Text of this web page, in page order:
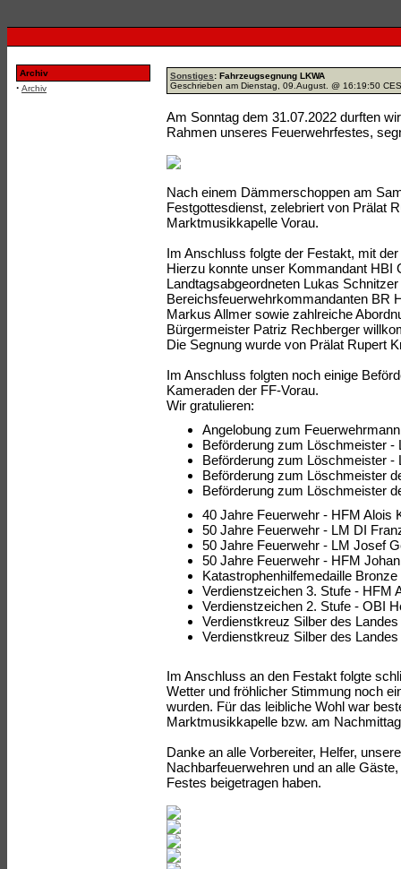
Archiv
· Archiv
Sonstiges: Fahrzeugsegnung LKWA
Geschrieben am Dienstag, 09.August. @ 16:19:50
Am Sonntag dem 31.07.2022 durften
Rahmen unseres Feuerwehrfestes,
Nach einem Dämmerschoppen am
Festgottesdienst, zelebriert von Prälat
Marktmusikkapelle Vorau.
Im Anschluss folgte der Festakt, mit
Hierzu konnte unser Kommandant HBI
Landtagsabgeordneten Lukas
Bereichsfeuerwehrkommandanten BR
Markus Allmer sowie zahlreiche
Bürgermeister Patriz Rechberger
Die Segnung wurde von Prälat Rupert
Im Anschluss folgten noch einige
Kameraden der FF-Vorau.
Wir gratulieren:
Angelobung zum
Beförderung zum Löschmeister -
Beförderung zum Löschmeister -
Beförderung zum Löschmeister
Beförderung zum Löschmeister
40 Jahre Feuerwehr - HFM Alois
50 Jahre Feuerwehr - LM DI
50 Jahre Feuerwehr - LM Josef
50 Jahre Feuerwehr - HFM
Katastrophenhilfemedaille
Verdienstzeichen 3. Stufe - HFM
Verdienstzeichen 2. Stufe - OBI
Verdienstkreuz Silber des
Verdienstkreuz Silber des
Im Anschluss an den Festakt folgte
Wetter und fröhlicher Stimmung noch
wurden. Für das leibliche Wohl war
Marktmusikkapelle bzw. am
Danke an alle Vorbereiter, Helfer,
Nachbarfeuerwehren und an alle
Festes beigetragen haben.